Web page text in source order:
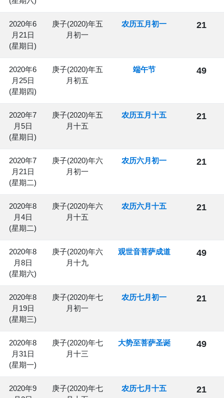
2020年6
月21日
(星期日)
庚子(2020)年五
月初一
农历五月初一 21
2020年6
月25日
(星期四)
庚子(2020)年五
月初五
端午节 49
2020年7
月5日
(星期日)
庚子(2020)年五
月十五
农历五月十五 21
2020年7
月21日
(星期二)
庚子(2020)年六
月初一
农历六月初一 21
2020年8
月4日
(星期二)
庚子(2020)年六
月十五
农历六月十五 21
2020年8
月8日
(星期六)
庚子(2020)年六
月十九
观世音菩萨成道 49
2020年8
月19日
(星期三)
庚子(2020)年七
月初一
农历七月初一 21
2020年8
月31日
(星期一)
庚子(2020)年七
月十三
大势至菩萨圣诞 49
2020年9
庚子(2020)年七
农历七月十五 21